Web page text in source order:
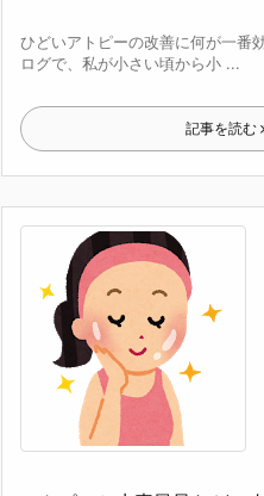
ひどいアトピーの改善に何が一番
ログで、私が小さい頃から小 ...
記事を読む